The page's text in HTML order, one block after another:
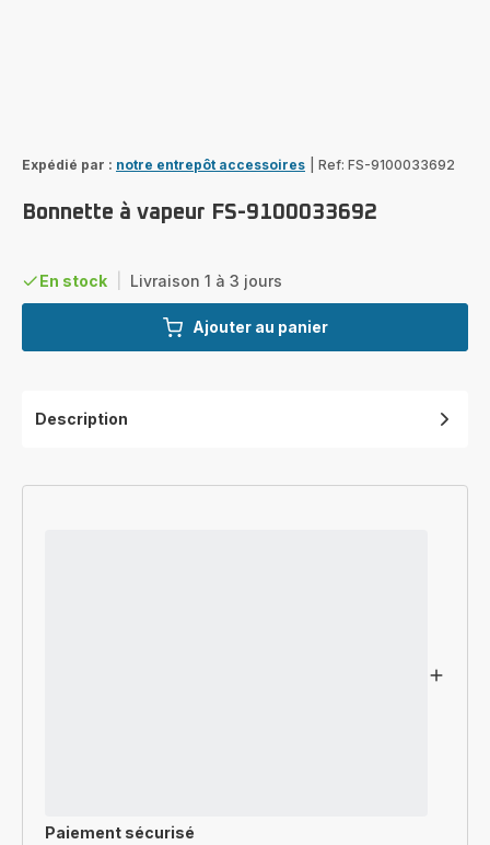
Expédié par : notre entrepôt accessoires Ref: FS-9100033692
Bonnette à vapeur FS-9100033692
En stock Livraison 1 à 3 jours
Ajouter au panier
Description
Paiement sécurisé